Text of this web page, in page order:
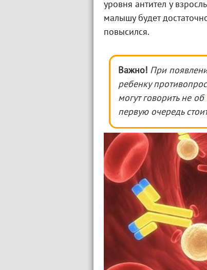
уровня антител у
малышу будет
повысился.
Важно! При
ребенку
могут говорить не об
первую очередь